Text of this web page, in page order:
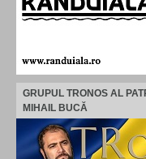
GRUPUL TRONOS AL
MIHAIL BUCĂ